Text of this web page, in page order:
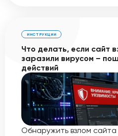
ИНСТРУКЦИИ
Что делать, если сайт
заразили вирусом –
действий
Обнаружить взлом